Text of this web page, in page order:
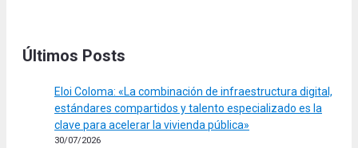
Últimos Posts
Eloi Coloma: «La combinación de infraestructura digital,
estándares compartidos y talento especializado es la
clave para acelerar la vivienda pública»
30/07/2026